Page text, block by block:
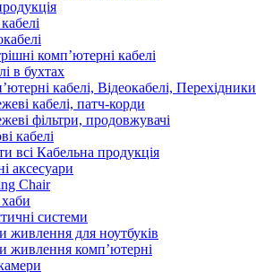
комп’ютерні кабелі
в бухтах
кабелі, Відеокабелі, Перехідники
кабелі, патч-корди
фільтри, продовжувачі
кабелі
всі Кабельна продукція
аксесуари
Chair
системи
живлення для ноутбуків
живлення комп’ютерні